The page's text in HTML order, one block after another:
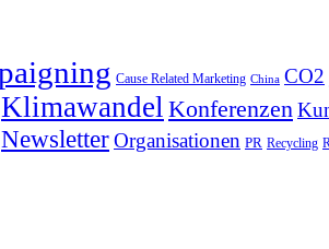
Cause Related Marketing China CO2
Klimawandel Konferenzen
NewsletterOrganisationen PR Recycling